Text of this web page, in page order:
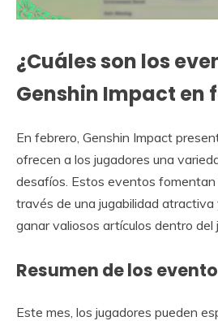
¿Cuáles son los
Genshin Impact en
En febrero, Genshin Impact
ofrecen a los jugadores una
desafíos. Estos eventos
través de una jugabilidad
ganar valiosos artículos dentro del
Resumen de los
Este mes, los jugadores pueden